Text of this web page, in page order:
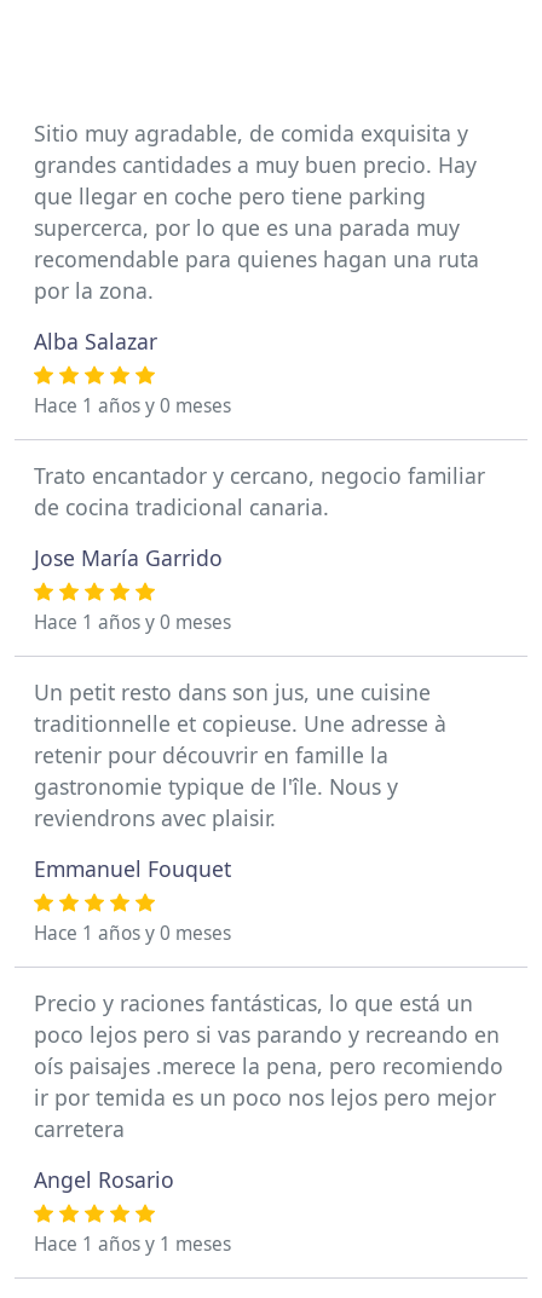
Sitio muy agradable, de comida exquisita y
grandes cantidades a muy buen precio. Hay
que llegar en coche pero tiene parking
supercerca, por lo que es una parada muy
recomendable para quienes hagan una ruta
por la zona.
Alba Salazar
Hace 1 años y 0 meses
Trato encantador y cercano, negocio familiar
de cocina tradicional canaria.
Jose María Garrido
Hace 1 años y 0 meses
Un petit resto dans son jus, une cuisine
traditionnelle et copieuse. Une adresse à
retenir pour découvrir en famille la
gastronomie typique de l'île. Nous y
reviendrons avec plaisir.
Emmanuel Fouquet
Hace 1 años y 0 meses
Precio y raciones fantásticas, lo que está un
poco lejos pero si vas parando y recreando en
oís paisajes .merece la pena, pero recomiendo
ir por temida es un poco nos lejos pero mejor
carretera
Angel Rosario
Hace 1 años y 1 meses